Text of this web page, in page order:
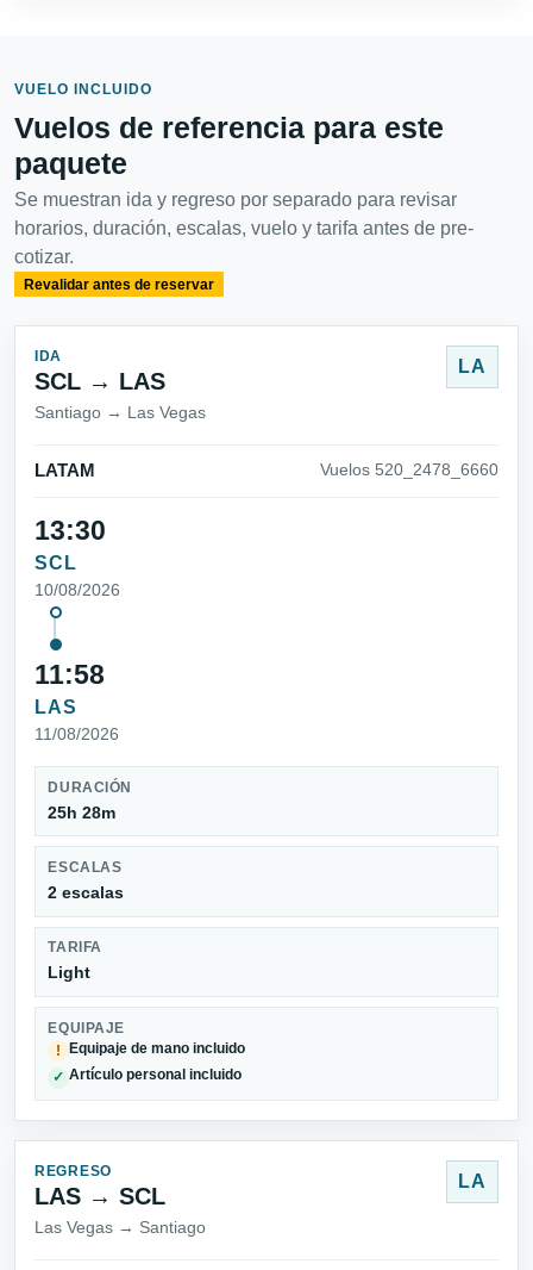
VUELO INCLUIDO
Vuelos de referencia para este
paquete
Se muestran ida y regreso por separado para revisar
horarios, duración, escalas, vuelo y tarifa antes de pre-
cotizar.
Revalidar antes de reservar
IDA
SCL → LAS
Santiago → Las Vegas
LA
LATAM Vuelos 520_2478_6660
13:30
SCL
10/08/2026
11:58
LAS
11/08/2026
DURACIÓN
25h 28m
ESCALAS
2 escalas
TARIFA
Light
EQUIPAJE
!
Equipaje de mano incluido
✓ Artículo personal incluido
REGRESO
LAS → SCL
Las Vegas → Santiago
LA